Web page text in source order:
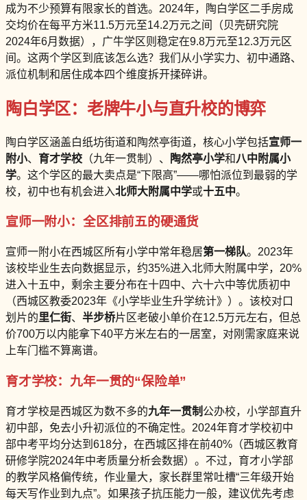
成为不少预算有限家长的首选。2024年，陶白学区二手房成
交均价在每平方米11.5万元至14.2万元之间（贝壳研究院
2024年6月数据），广牛学区则稳定在9.8万元至12.3万元区
间。这两个学区到底该怎么选？我们从小学实力、初中通路、
派位机制和居住成本四个维度拆开揉碎讲。
陶白学区：老牌牛小与直升校的博弈
陶白学区涵盖白纸坊街道和陶然亭街道，核心小学包括宣师一
附小、 育才学校 （九年一贯制）、 陶然亭小学和八中附属小
学。这个学区的最大卖点是“下限高”——哪怕派位到最弱的学
校，初中也有机会进入北师大附属中学或十五中。
宣师一附小：全区排前五的硬通货
宣师一附小在西城区所有小学中常年稳居第一梯队。2023年
该校毕业生去向数据显示，约35%进入北师大附属中学，20%
进入十五中，剩余主要分布在十四中、六十六中等优质初中
（西城区教委2023年《小学毕业生升学统计》）。该校对口
划片的里仁街、 半步桥片区老破小单价在12.5万元左右，但总
价700万以内能拿下40平方米左右的一居室，对刚需家庭来说
上车门槛不算离谱。
育才学校：九年一贯的“保险单”
育才学校是西城区为数不多的九年一贯制 公办校，小学部直升
初中部，免去小升初派位的不确定性。2024年育才学校初中
部中考平均分达到618分，在西城区排在前40%（西城区教育
研修学院2024年中考质量分析会数据）。不过，育才小学部
的教学风格偏传统，作业量大，家长群里常吐槽“三年级开始
每天写作业到九点”。如果孩子抗压能力一般，建议优先考虑